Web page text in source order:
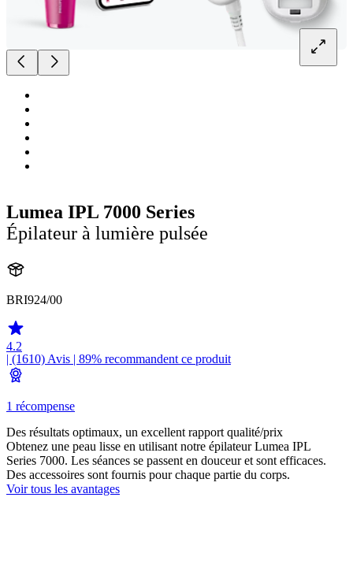
Lumea IPL 7000 Series
Épilateur à lumière pulsée
BRI924/00
4.2
| (1610) Avis | 89% recommandent ce produit
1 récompense
Des résultats optimaux, un excellent rapport qualité/prix
Obtenez une peau lisse en utilisant notre épilateur Lumea IPL
Series 7000. Les séances se passent en douceur et sont efficaces.
Des accessoires sont fournis pour chaque partie du corps.
Voir tous les avantages